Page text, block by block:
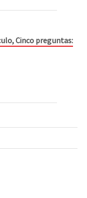
Cinco preguntas: